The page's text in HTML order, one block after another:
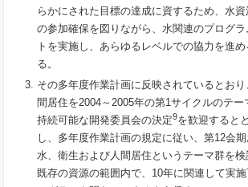
らかにされた目標の達成に資するため、水
の参加確保を図りながら、水関連のプログ
トを実施し、あらゆるレベルでの協力を進
る。
その多年度作業計画に反映されているとお
間居住を2004～2005年の第1サイクルのテー
持続可能な開発委員会の決定9を歓迎すると
し、多年度作業計画の規定に従い、第12会
水、衛生および人間居住というテーマ群を検
既存の資源の範囲内で、10年に関連して実